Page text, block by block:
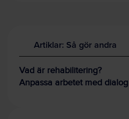
Artiklar: Så gör andra
Vad är rehabilitering?
Anpassa arbetet med dialog